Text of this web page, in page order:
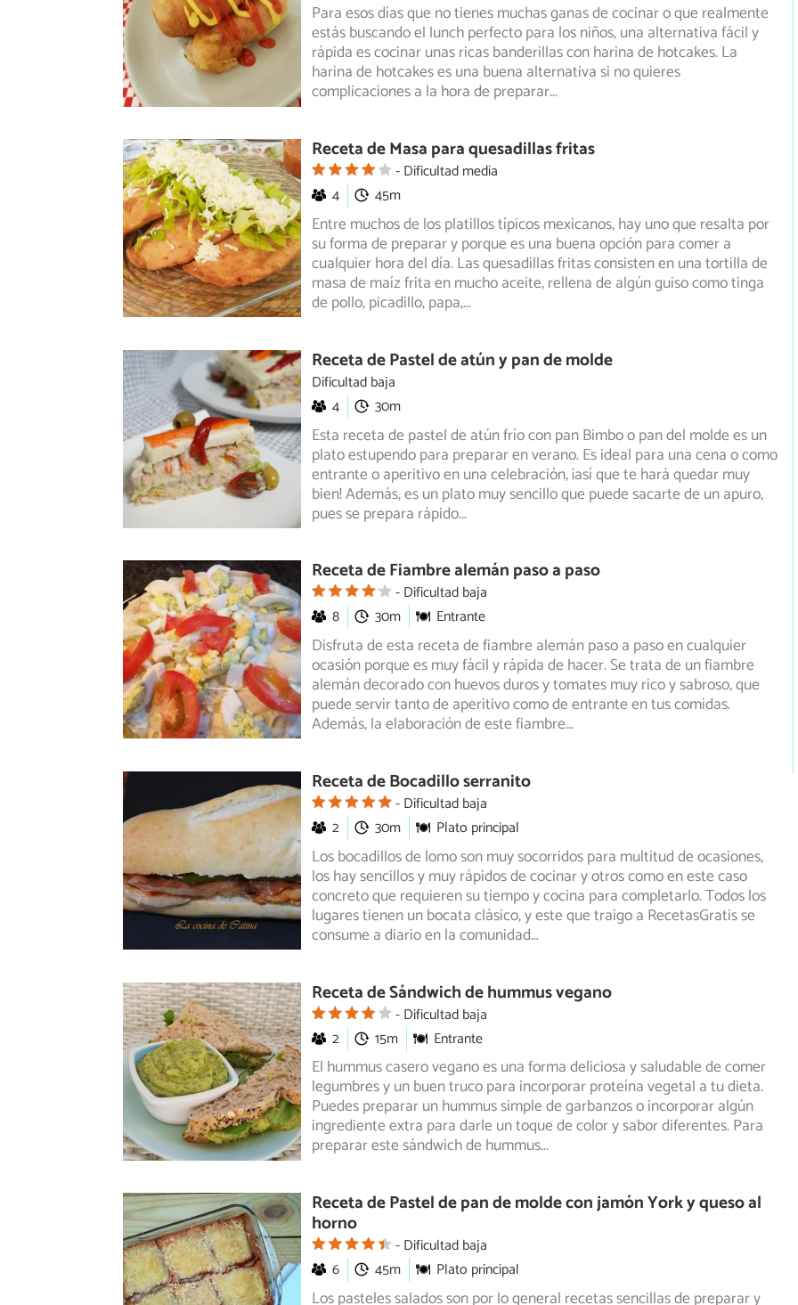
Para esos días que no tienes muchas ganas de cocinar o que realmente
estás buscando el lunch perfecto para los niños, una alternativa fácily
rápida es cocinar unas ricas banderillas con harina de hotcakes. La
harina de hotcakes es una buena alternativa si no quieres
complicaciones a la hora de preparar...
Receta de Masa para quesadillas fritas
Dificultad media
4
45m
Entre muchos de los platillos típicos mexicanos, hay uno que resalta por
su forma de preparar y porque es una buena opción para comer a
cualquierhora del día. Las quesadillas fritas consisten en una tortilla de
masa de maíz frita en mucho aceite, rellena de algún guiso como tinga
de pollo, picadillo, papa,...
Receta de Pastel de atún y pan de molde
Dificultad baja
4
30m
Esta receta de pastel de atún frío con pan Bimbo o pan del molde es un
plato estupendo para preparar en verano. Es ideal para una cena o como
entrante o aperitivo en una celebración, ¡así que te hará quedar muy
bien! Además, es un plato muy sencillo que puede sacarte de un apuro,
pues se prepara rápido...
Receta de Fiambre alemán paso a paso
Dificultad baja
8
30m Entrante
Disfruta de esta receta de fiambre alemán paso a paso en cualquier
ocasión porque es muy fácil y rápida de hacer. Se trata de un fiambre
alemándecorado con huevos duros y tomates muy rico y sabroso, que
puede servir tanto de aperitivo como de entrante en tus comidas.
Además, la elaboración de este fiambre...
Receta de Bocadillo serranito
Dificultad baja
2
30m Plato principal
Los bocadillos de lomo son muy socorridos para multitud de ocasiones,
los hay sencillos y muy rápidos de cocinar y otros como en este caso
concretoque requieren su tiempo y cocina para completarlo. Todos los
lugares tienen un bocata clásico, y este que traigo a RecetasGratis se
consume a diario en la comunidad...
Receta de Sándwich de hummus vegano
Dificultad baja
2
15m Entrante
El hummus casero vegano es una forma deliciosa y saludable de comer
legumbres y un buen truco para incorporar proteína vegetal a tu dieta.
Puedespreparar un hummus simple de garbanzos o incorporar algún
ingrediente extra para darle un toque de color y sabor diferentes. Para
preparar este sándwich de hummus...
Receta de Pastel de pan de molde con jamón York y queso al
horno
Dificultad baja
6
45m Plato principal
Los pasteles salados son por lo general recetas sencillas de preparar y